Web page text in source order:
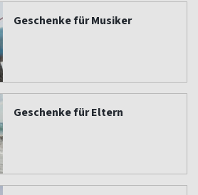
Geschenke für Musiker
Geschenke für Eltern